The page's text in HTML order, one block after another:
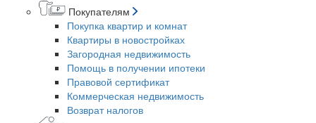
Покупателям
Покупка квартир и комнат
Квартиры в новостройках
Загородная недвижимость
Помощь в получении ипотеки
Правовой сертификат
Коммерческая недвижимость
Возврат налогов